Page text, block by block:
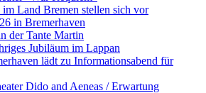
Land Bremen stellen sich vor
in Bremerhaven
der Tante Martin
Jubiläum im Lappan
lädt zu Informationsabend für
Dido and Aeneas / Erwartung